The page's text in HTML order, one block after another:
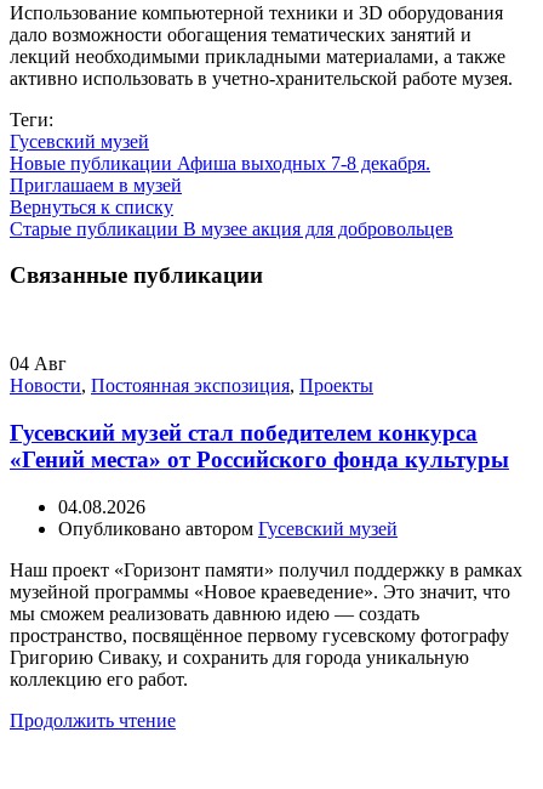
Использование компьютерной техники и 3D оборудования
дало возможности обогащения тематических занятий и
лекций необходимыми прикладными материалами, а также
активно использовать в учетно-хранительской работе музея.
Теги:
Гусевский музей
Новые публикации Афиша выходных 7-8 декабря.
Приглашаем в музей
Вернуться к списку
Старые публикации В музее акция для добровольцев
Связанные публикации
04 Авг
Новости, Постоянная экспозиция, Проекты
Гусевский музей стал победителем конкурса
«Гений места» от Российского фонда культуры
04.08.2026
Опубликовано автором Гусевский музей
Наш проект «Горизонт памяти» получил поддержку в рамках
музейной программы «Новое краеведение». Это значит, что
мы сможем реализовать давнюю идею — создать
пространство, посвящённое первому гусевскому фотографу
Григорию Сиваку, и сохранить для города уникальную
коллекцию его работ.
Продолжить чтение